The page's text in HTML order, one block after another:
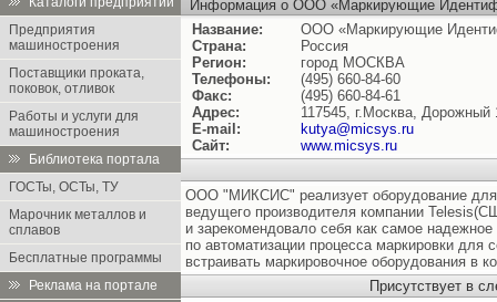
Предприятия
машиностроения
Поставщики проката,
поковок, отливок
Работы и услуги для
машиностроения
Библиотека портала
ГОСТы, ОСТы, ТУ
Марочник металлов и
сплавов
Бесплатные программы
Реклама на портале
Информация о ООО «Маркирующие
Название:
ООО «Маркирующие
Страна:
Россия
Регион:
город МОСКВА
Телефоны:
(495) 660-84-60
Факс:
(495) 660-84-61
Адрес:
117545, г.Москва,
E-mail:
kutya@micsys.ru
Сайт:
www.micsys.ru
ООО "МИКСИС" реализует оборудование для
ведущего производителя компании
и зарекомендовало себя как самое
по автоматизации процесса маркировки для
встраивать маркировочное оборудования в
Присутствует в